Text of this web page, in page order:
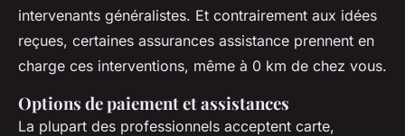
intervenants généralistes. Et contrairement aux idées
reçues, certaines assurances assistance prennent en
charge ces interventions, même à 0 km de chez vous.
Options de paiement et assistances
La plupart des professionnels acceptent carte,